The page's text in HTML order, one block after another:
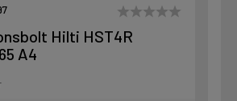
Hilti HST4R
A4